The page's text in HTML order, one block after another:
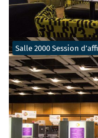
Salle 2000 Session